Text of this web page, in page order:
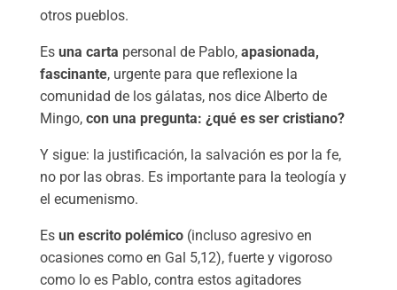
otros pueblos.
Es una carta personal de Pablo, apasionada,
fascinante, urgente para que reflexione la
comunidad de los gálatas, nos dice Alberto de
Mingo, con una pregunta: ¿qué es ser cristiano?
Y sigue: la justificación, la salvación es por la fe,
no por las obras. Es importante para la teología y
el ecumenismo.
Es un escrito polémico(incluso agresivo en
ocasiones como en Gal 5,12), fuerte y vigoroso
como lo es Pablo, contra estos agitadores